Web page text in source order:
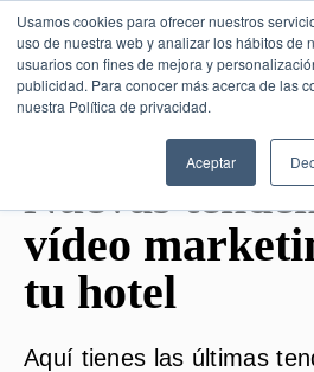
Usamos cookies para ofrecer nuestros
uso de nuestra web y analizar los hábitos de
usuarios con fines de mejora y
publicidad. Para conocer más acerca de las
nuestra Política de privacidad.
Aceptar
SESIÓN DE
Nuevas
vídeo
tu hotel
Aquí tienes las últimas